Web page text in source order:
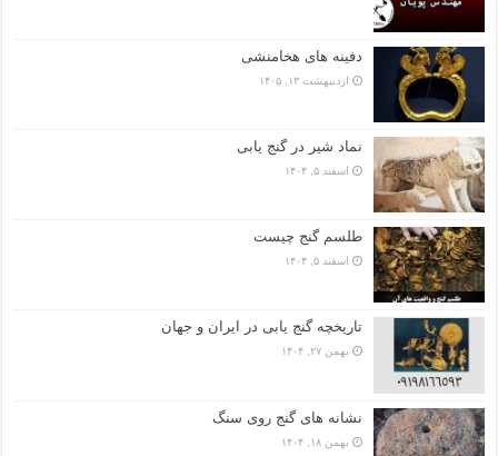
دفینه های هخامنشی
اردیبهشت ۱۳, ۱۴۰۵
نماد شیر در گنج یابی
اسفند ۵, ۱۴۰۴
طلسم گنج چیست
اسفند ۵, ۱۴۰۴
تاریخچه گنج‌ یابی در ایران و جهان
بهمن ۲۷, ۱۴۰۴
نشانه های گنج روی سنگ
بهمن ۱۸, ۱۴۰۴